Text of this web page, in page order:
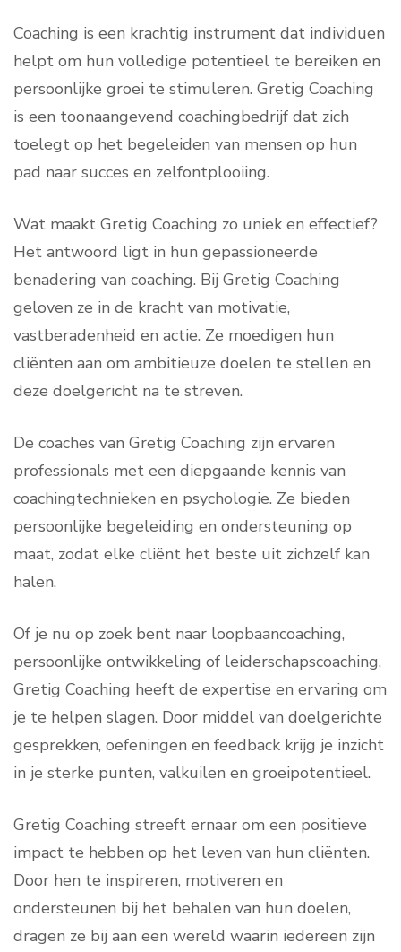
Coaching is een krachtig instrument dat individuen
helpt om hun volledige potentieel te bereiken en
persoonlijke groei te stimuleren. Gretig Coaching
is een toonaangevend coachingbedrijf dat zich
toelegt op het begeleiden van mensen op hun
pad naar succes en zelfontplooiing.
Wat maakt Gretig Coaching zo uniek en effectief?
Het antwoord ligt in hun gepassioneerde
benadering van coaching. Bij Gretig Coaching
geloven ze in de kracht van motivatie,
vastberadenheid en actie. Ze moedigen hun
cliënten aan om ambitieuze doelen te stellen en
deze doelgericht na te streven.
De coaches van Gretig Coaching zijn ervaren
professionals met een diepgaande kennis van
coachingtechnieken en psychologie. Ze bieden
persoonlijke begeleiding en ondersteuning op
maat, zodat elke cliënt het beste uit zichzelf kan
halen.
Of je nu op zoek bent naar loopbaancoaching,
persoonlijke ontwikkeling of leiderschapscoaching,
Gretig Coaching heeft de expertise en ervaring om
je te helpen slagen. Door middel van doelgerichte
gesprekken, oefeningen en feedback krijg je inzicht
in je sterke punten, valkuilen en groeipotentieel.
Gretig Coaching streeft ernaar om een positieve
impact te hebben op het leven van hun cliënten.
Door hen te inspireren, motiveren en
ondersteunen bij het behalen van hun doelen,
dragen ze bij aan een wereld waarin iedereen zijn